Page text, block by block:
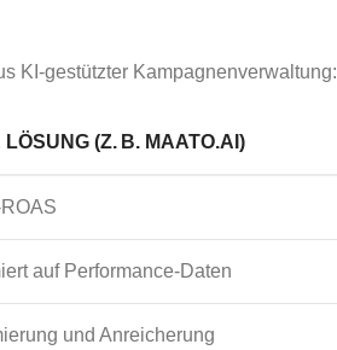
KI-gestützter Kampagnenverwaltung:
(Z. B. MAATO.AI)
auf Performance-Daten
und Anreicherung